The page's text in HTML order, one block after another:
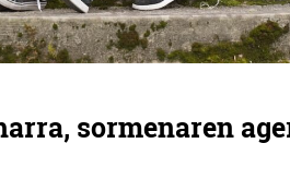
sormenaren